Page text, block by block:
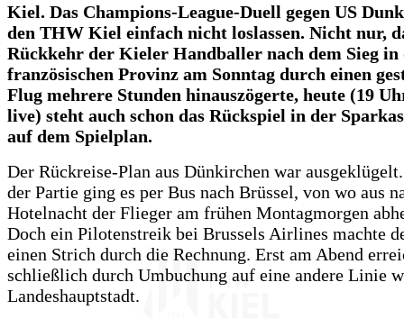
Kiel. Das Champions-League-Duell gegen US
den THW Kiel einfach nicht loslassen. Nicht nur,
Rückkehr der Kieler Handballer nach dem Sieg in
französischen Provinz am Sonntag durch einen
Flug mehrere Stunden hinauszögerte, heute (19
live) steht auch schon das Rückspiel in der
auf dem Spielplan.
Der Rückreise-Plan aus Dünkirchen war
der Partie ging es per Bus nach Brüssel, von wo aus
Hotelnacht der Flieger am frühen Montagmorgen
Doch ein Pilotenstreik bei Brussels Airlines machte
einen Strich durch die Rechnung. Erst am Abend
schließlich durch Umbuchung auf eine andere Linie
Landeshauptstadt.